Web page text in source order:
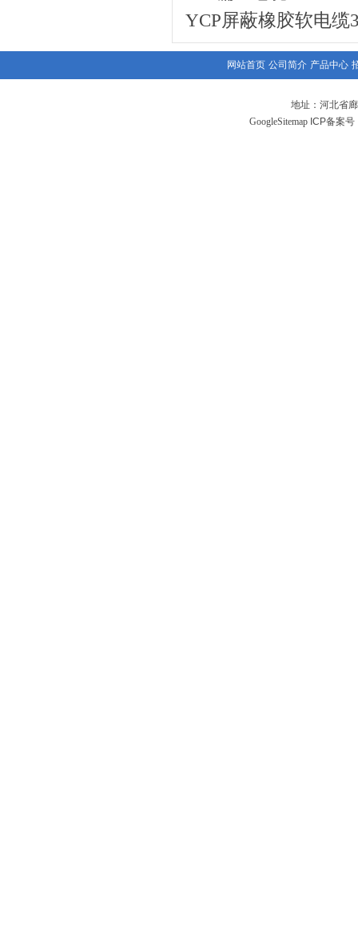
YCP屏蔽橡胶软电缆
网站首页 公司简介 产品中心
地址：河北省
GoogleSitemap ICP备案号